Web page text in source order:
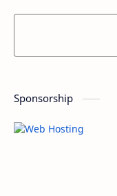
Sponsorship